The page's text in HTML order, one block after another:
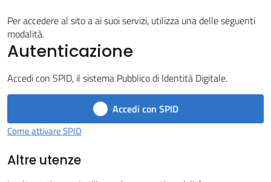
Servizi
Castel
del
Per accedere al sito a ai suoi servizi, utilizza una delle seguenti
modalità.
Autenticazione
Accedi con SPID, il sistema Pubblico di Identità Digitale.
Accedi con SPID
Come attivare SPID
Altre utenze